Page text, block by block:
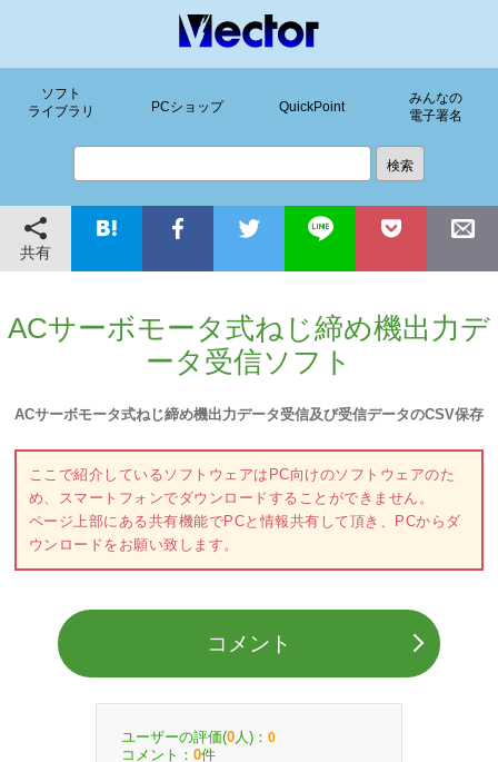
ソフト
ライブラリ
PCショップ QuickPoint
みんなの
電子署名
共有
ACサーボモータ式ねじ締め機出力デ
ータ受信ソフト
ACサーボモータ式ねじ締め機出力データ受信及び受信データのCSV保存
ここで紹介しているソフトウェアはPC向けのソフトウェアのた
め、スマートフォンでダウンロードすることができません。
ページ上部にある共有機能でPCと情報共有して頂き、PCからダ
ウンロードをお願い致します。
コメント
ユーザーの評価(0 人)： 0
コメント： 0件